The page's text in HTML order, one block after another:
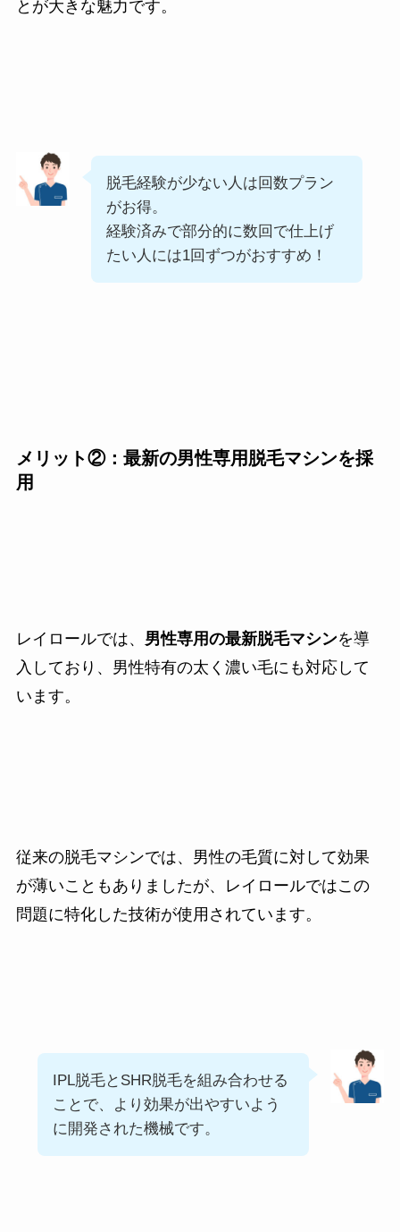
とが大きな魅力です。
脱毛経験が少ない人は回数プラン
がお得。
経験済みで部分的に数回で仕上げ
たい人には1回ずつがおすすめ！
メリット②：最新の男性専用脱毛マシンを採
用
レイロールでは、 男性専用の最新脱毛マシンを導
入しており、男性特有の太く濃い毛にも対応して
います。
従来の脱毛マシンでは、男性の毛質に対して効果
が薄いこともありましたが、レイロールではこの
問題に特化した技術が使用されています。
IPL脱毛とSHR脱毛を組み合わせる
ことで、より効果が出やすいよう
に開発された機械です。